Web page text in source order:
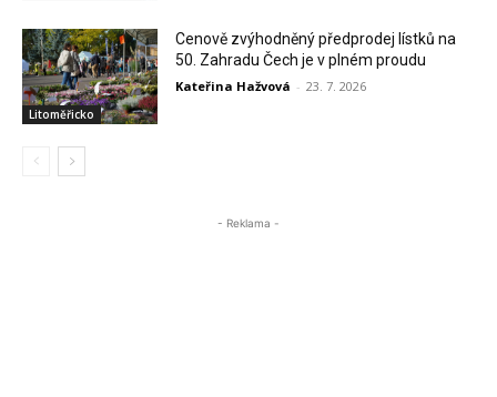
Litoměřicko
Cenově zvýhodněný předprodej lístků na
50. Zahradu Čech je v plném proudu
Kateřina Hažvová - 23. 7. 2026
- Reklama -